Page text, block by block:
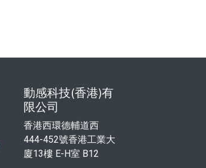
動感科技(香港)有
限公司
香港西環德輔道西
444-452號香港工業大
廈13樓 E-H室 B12